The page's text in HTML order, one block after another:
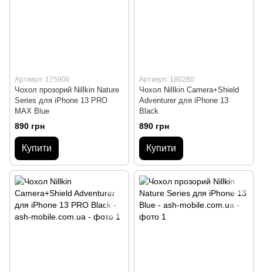
Артикул: 175900
Чохол прозорий Nillkin Nature
Series для iPhone 13 PRO
MAX Blue
890 грн
Купити
Артикул: 180280
Чохол Nillkin Camera+Shield
Adventurer для iPhone 13
Black
890 грн
Купити